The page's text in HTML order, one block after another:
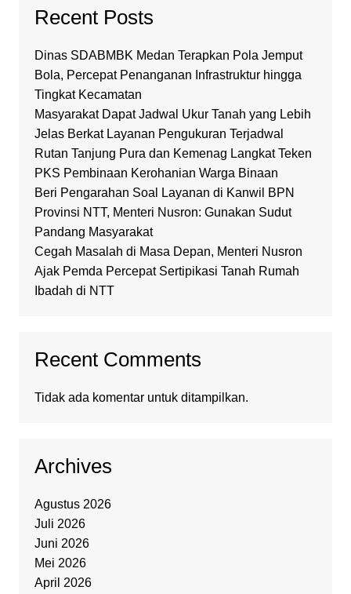
Recent Posts
Dinas SDABMBK Medan Terapkan Pola Jemput
Bola, Percepat Penanganan Infrastruktur hingga
Tingkat Kecamatan
Masyarakat Dapat Jadwal Ukur Tanah yang Lebih
Jelas Berkat Layanan Pengukuran Terjadwal
Rutan Tanjung Pura dan Kemenag Langkat Teken
PKS Pembinaan Kerohanian Warga Binaan
Beri Pengarahan Soal Layanan di Kanwil BPN
Provinsi NTT, Menteri Nusron: Gunakan Sudut
Pandang Masyarakat
Cegah Masalah di Masa Depan, Menteri Nusron
Ajak Pemda Percepat Sertipikasi Tanah Rumah
Ibadah di NTT
Recent Comments
Tidak ada komentar untuk ditampilkan.
Archives
Agustus 2026
Juli 2026
Juni 2026
Mei 2026
April 2026